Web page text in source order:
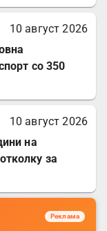
10 август 2026
со 350
10 август 2026
на
за
Реклама